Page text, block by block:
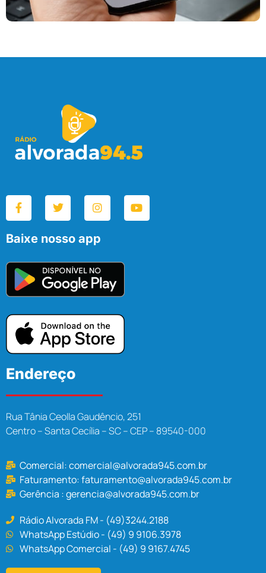
Baixe nosso app
Endereço
Rua Tânia Ceolla Gaudêncio, 251
Centro – Santa Cecília – SC – CEP – 89540-000
Comercial:comercial@alvorada945.com.br
Faturamento:faturamento@alvorada945.com.br
Gerência :gerencia@alvorada945.com.br
Rádio Alvorada FM - (49)3244.2188
WhatsApp Estúdio - (49) 9 9106.3978
WhatsApp Comercial - (49) 9 9167.4745